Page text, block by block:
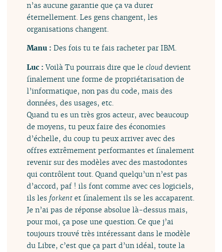
n’as aucune garantie que ça va durer
éternellement. Les gens changent, les
organisations changent.
Manu :Des fois tu te fais racheter par IBM.
Luc :Voilà Tu pourrais dire que lecloud devient
finalement une forme de propriétarisation de
l’informatique, non pas du code, mais des
données, des usages, etc.
Quand tu es un très gros acteur, avec beaucoup
de moyens, tu peux faire des économies
d’échelle, du coup tu peux arriver avec des
offres extrêmement performantes et finalement
revenir sur des modèles avec des mastodontes
qui contrôlent tout. Quand quelqu’un n’est pas
d’accord, paf ! ils font comme avec ces logiciels,
ils les forkent et finalement ils se les accaparent.
Je n’ai pas de réponse absolue là-dessus mais,
pour moi, ça pose une question. Ce que j’ai
toujours trouvé très intéressant dans le modèle
du Libre, c’est que ça part d’un idéal, toute la